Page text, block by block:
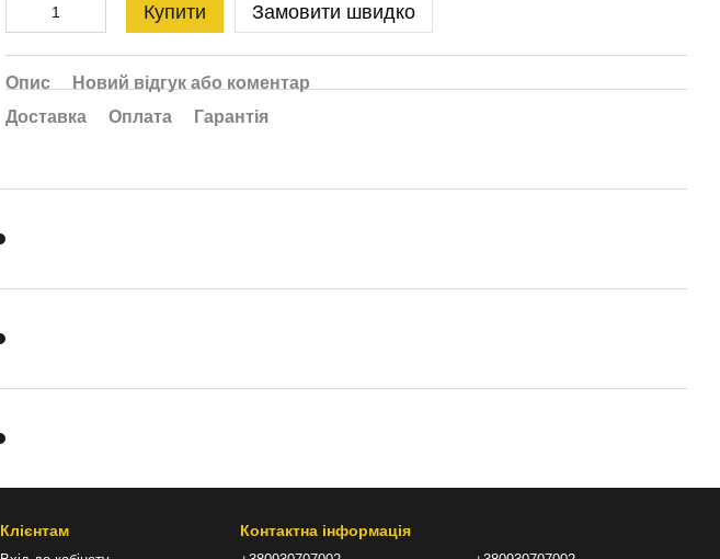
Купити Замовити швидко
Опис
Новий відгук або коментар
Доставка
Оплата Гарантія
Клієнтам Контактна інформація